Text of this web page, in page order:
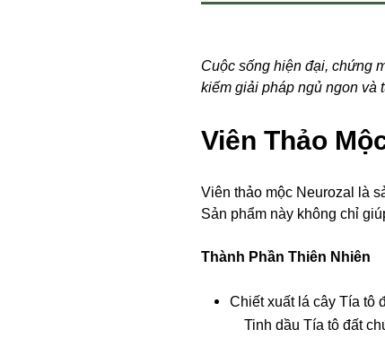
Cuộc sống hiện đại, chứng
kiếm giải pháp ngủ ngon và
Viên Thảo
Viên thảo mộc Neurozal là
Sản phẩm này không chỉ
Thành Phần Thiên Nhiên
Chiết xuất lá cây Tía tô
Tinh dầu Tía tô đất